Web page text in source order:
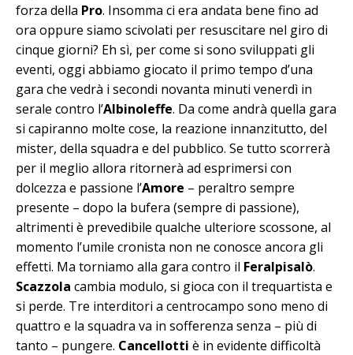
forza della Pro. Insomma ci era andata bene fino ad
ora oppure siamo scivolati per resuscitare nel giro di
cinque giorni? Eh sì, per come si sono sviluppati gli
eventi, oggi abbiamo giocato il primo tempo d’una
gara che vedrà i secondi novanta minuti venerdì in
serale contro l’Albinoleffe. Da come andrà quella gara
si capiranno molte cose, la reazione innanzitutto, del
mister, della squadra e del pubblico. Se tutto scorrerà
per il meglio allora ritornerà ad esprimersi con
dolcezza e passione l’Amore – peraltro sempre
presente – dopo la bufera (sempre di passione),
altrimenti è prevedibile qualche ulteriore scossone, al
momento l’umile cronista non ne conosce ancora gli
effetti. Ma torniamo alla gara contro il Feralpisalò.
Scazzola cambia modulo, si gioca con il trequartista e
si perde. Tre interditori a centrocampo sono meno di
quattro e la squadra va in sofferenza senza – più di
tanto – pungere. Cancellotti è in evidente difficoltà